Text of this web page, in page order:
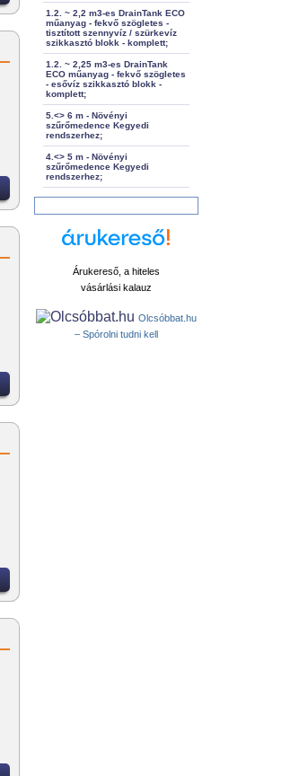
1.2. ~ 2,2 m3-es DrainTank ECO
műanyag - fekvő szögletes -
tisztított szennyvíz / szürkevíz
szikkasztó blokk - komplett;
1.2. ~ 2,25 m3-es DrainTank
ECO műanyag - fekvő szögletes
- esővíz szikkasztó blokk -
komplett;
5.<> 6 m - Növényi
szűrőmedence Kegyedi
rendszerhez;
4.<> 5 m - Növényi
szűrőmedence Kegyedi
rendszerhez;
Árukereső, a hiteles
vásárlási kalauz
Olcsóbbat.hu
– Spórolni tudni kell